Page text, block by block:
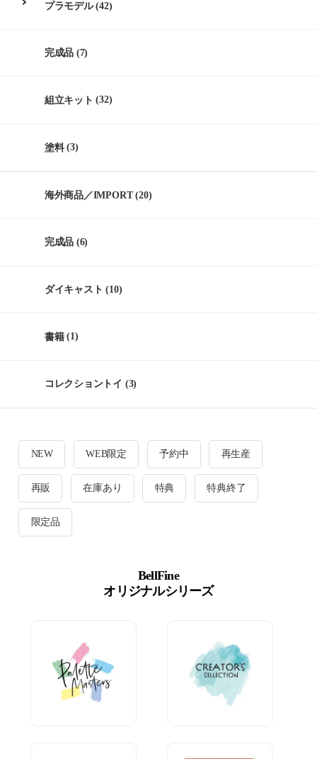
プラモデル(42)
完成品 (7)
組立キット (32)
塗料(3)
海外商品／IMPORT(20)
完成品 (6)
ダイキャスト (10)
書籍(1)
コレクショントイ (3)
NEW WEB限定 予約中 再生産
再販 在庫あり 特典 特典終了
限定品
BellFine
オリジナルシリーズ